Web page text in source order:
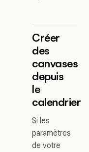
Créer
des
canvases
depuis
le
calendrier
Si les
paramètres
de votre